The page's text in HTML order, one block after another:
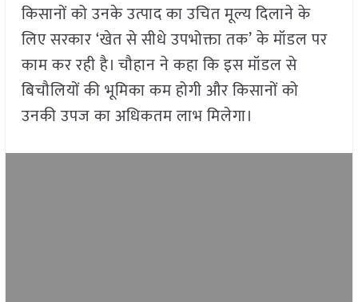
किसानों को उनके उत्पाद का उचित मूल्य दिलाने के
लिए सरकार ‘खेत से सीधे उपभोक्ता तक’ के मॉडल पर
काम कर रही है। चौहान ने कहा कि इस मॉडल से
बिचौलियों की भूमिका कम होगी और किसानों को
उनकी उपज का अधिकतम लाभ मिलेगा।